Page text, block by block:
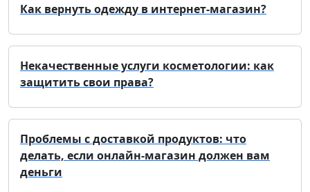
Как вернуть одежду в интернет-магазин?
Некачественные услуги косметологии: как
защитить свои права?
Проблемы с доставкой продуктов: что
делать, если онлайн-магазин должен вам
деньги